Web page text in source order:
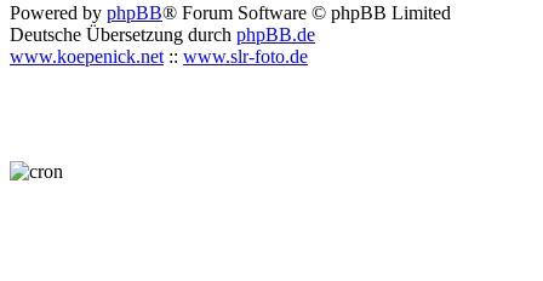
Powered by phpBB® Forum Software © phpBB Limited
Deutsche Übersetzung durch phpBB.de
www.koepenick.net :: www.slr-foto.de